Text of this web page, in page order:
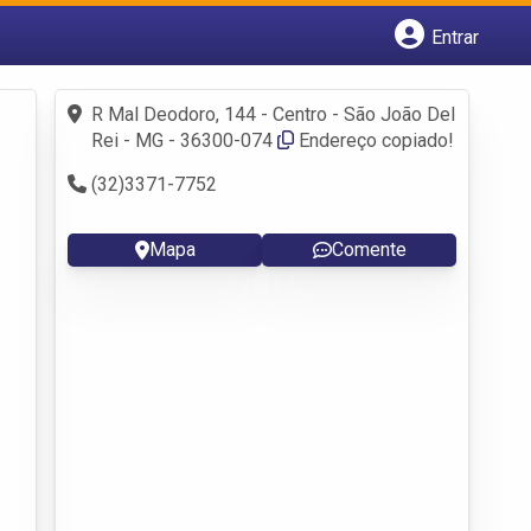
Entrar
Fazer login
Criar conta
R Mal Deodoro, 144 - Centro - São João Del
Rei - MG - 36300-074
Endereço copiado!
(32)3371-7752
Mapa Comente